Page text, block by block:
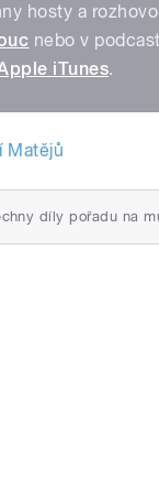
hosty a
nebo v
iTunes.
Matějů
díly pořadu na